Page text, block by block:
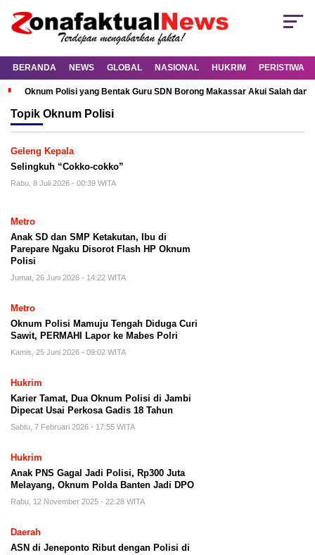
BERANDA NEWS GLOBAL NASIONAL HUKRIM PERISTIWA
Oknum Polisi yang Bentak Guru SDN Borong Makassar Akui Salah dan
Topik Oknum Polisi
Geleng Kepala
Selingkuh “Cokko-cokko”
Rabu, 8 Juli 2026 - 00:39 WITA
Metro
Anak SD dan SMP Ketakutan, Ibu di
Parepare Ngaku Disorot Flash HP Oknum
Polisi
Jumat, 26 Juni 2026 - 14:22 WITA
Metro
Oknum Polisi Mamuju Tengah Diduga Curi
Sawit, PERMAHI Lapor ke Mabes Polri
Kamis, 25 Juni 2026 - 09:02 WITA
Hukrim
Karier Tamat, Dua Oknum Polisi di Jambi
Dipecat Usai Perkosa Gadis 18 Tahun
Sabtu, 7 Februari 2026 - 17:55 WITA
Hukrim
Anak PNS Gagal Jadi Polisi, Rp300 Juta
Melayang, Oknum Polda Banten Jadi DPO
Rabu, 12 November 2025 - 22:28 WITA
Daerah
ASN di Jeneponto Ribut dengan Polisi di